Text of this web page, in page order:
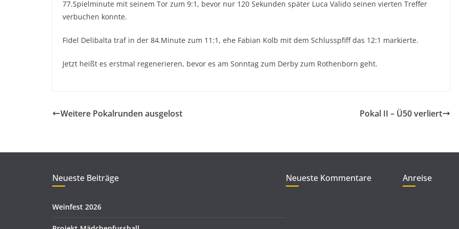
77.Spielminute mit seinem Tor zum 9:1, bevor nur 120 Sekunden später Luca Valido seinen vierten Treffer
verbuchen konnte.
Fidel Delibalta traf in der 84.Minute zum 11:1, ehe Fabian Kolb mit dem Schlusspfiff das 12:1 markierte.
Jetzt heißt es erstmal regenerieren, bevor es am Sonntag zum Derby zum Rothenborn geht.
Weitere Pokalrunden ausgelost Pokal II – Ü50 verliert
Neueste Beiträge
Weinfest 2026
Neueste Kommentare Anreise